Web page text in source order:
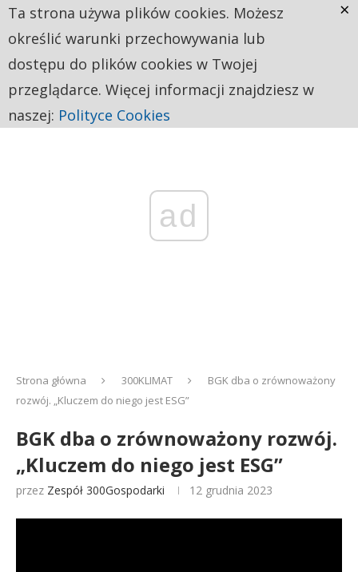
ad
Strona główna 300KLIMAT
BGK dba o zrównoważony
rozwój. „Kluczem do niego jest ESG”
BGK dba o zrównoważony rozwój.
„Kluczem do niego jest ESG”
przez Zespół 300Gospodarki 12 grudnia 2023
Ta strona używa plików cookies. Możesz
określić warunki przechowywania lub
dostępu do plików cookies w Twojej
przeglądarce. Więcej informacji znajdziesz w
naszej: Polityce Cookies
×